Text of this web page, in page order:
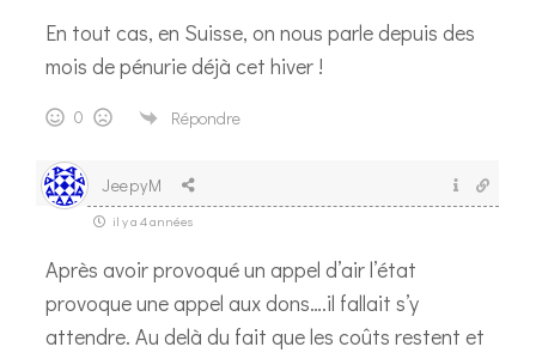
En tout cas, en Suisse, on nous parle depuis des
mois de pénurie déjà cet hiver !
0 Répondre
JeepyM
il y a 4 années
Après avoir provoqué un appel d’air l’état
provoque une appel aux dons….il fallait s’y
attendre. Au delà du fait que les coûts restent et